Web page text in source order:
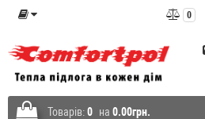
0
Товарів:0 на 0.00грн.